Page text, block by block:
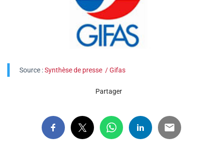
Source :Synthèse de presse / Gifas
Partager